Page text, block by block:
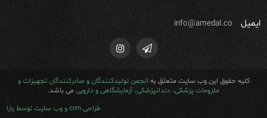
ایمیل info@amedal.co
کلیه حقوق این وب سایت متعلق بهانجمن تولیدکنندگان و صادرکنندگان تجهیزات و
ملزومات پزشکی، دندانپزشکی، آزمایشگاهی و دارویی می باشد.
طراحی crm و وب سایت توسط یارا